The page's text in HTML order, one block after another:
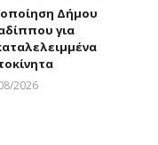
Δήμου
για
2026